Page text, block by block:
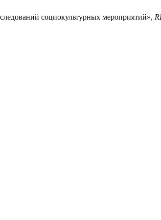
социокультурных мероприятий»,